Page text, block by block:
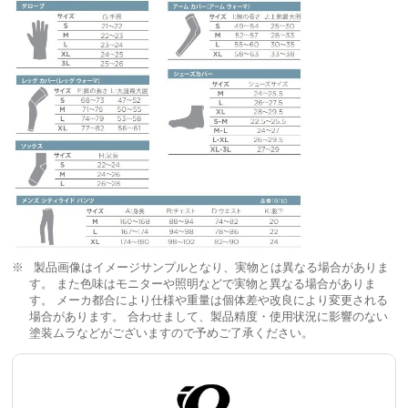
製品画像はイメージサンプルとなり、実物とは異なる場合がありま
す。 また色味はモニターや照明などで実物と異なる場合がありま
す。 メーカ都合により仕様や重量は個体差や改良により変更される
場合があります。 合わせまして、製品精度・使用状況に影響のない
塗装ムラなどがございますので予めご了承ください。